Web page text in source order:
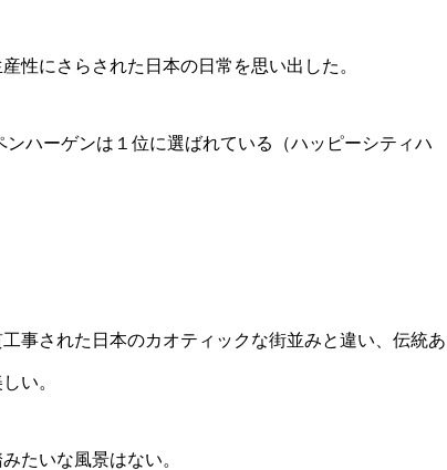
性にさらされた日本の日常を思い出した。
ハーゲンは１位に選ばれている（ハッピーシティハ
事された日本のカオティックな街並みと違い、伝統あ
い。
たいな風景はない。